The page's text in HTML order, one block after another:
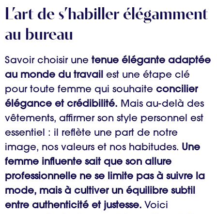
L’art de s’habiller élégamment
au bureau
Savoir choisir une tenue élégante adaptée
au monde du travail est une étape clé
pour toute femme qui souhaite concilier
élégance et crédibilité. Mais au-delà des
vêtements, affirmer son style personnel est
essentiel : il reflète une part de notre
image, nos valeurs et nos habitudes. Une
femme influente sait que son allure
professionnelle ne se limite pas à suivre la
mode, mais à cultiver un équilibre subtil
entre authenticité et justesse. Voici